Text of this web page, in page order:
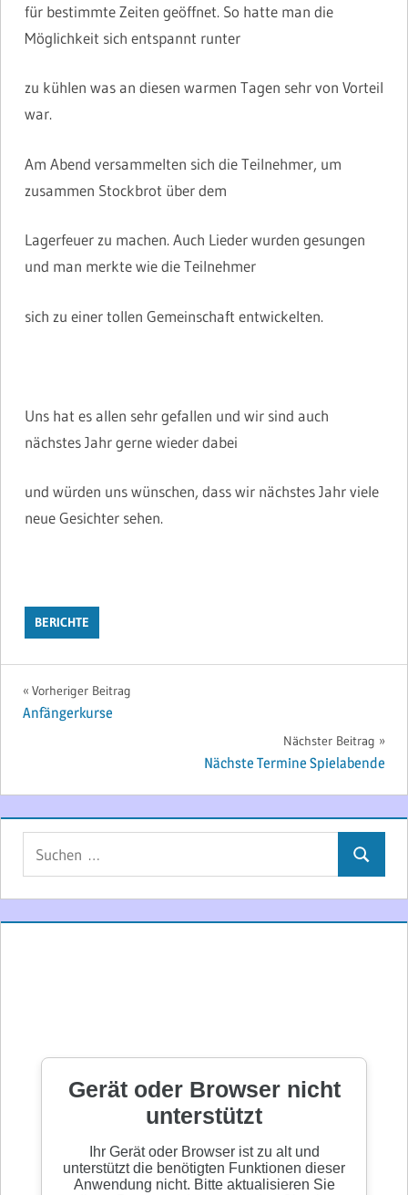
für bestimmte Zeiten geöffnet. So hatte man die
Möglichkeit sich entspannt runter
zu kühlen was an diesen warmen Tagen sehr von Vorteil
war.
Am Abend versammelten sich die Teilnehmer, um
zusammen Stockbrot über dem
Lagerfeuer zu machen. Auch Lieder wurden gesungen
und man merkte wie die Teilnehmer
sich zu einer tollen Gemeinschaft entwickelten.
Uns hat es allen sehr gefallen und wir sind auch
nächstes Jahr gerne wieder dabei
und würden uns wünschen, dass wir nächstes Jahr viele
neue Gesichter sehen.
BERICHTE
Beitragsnavigation
Vorheriger Beitrag
Anfängerkurse
Nächster Beitrag
Nächste Termine Spielabende
Suchen